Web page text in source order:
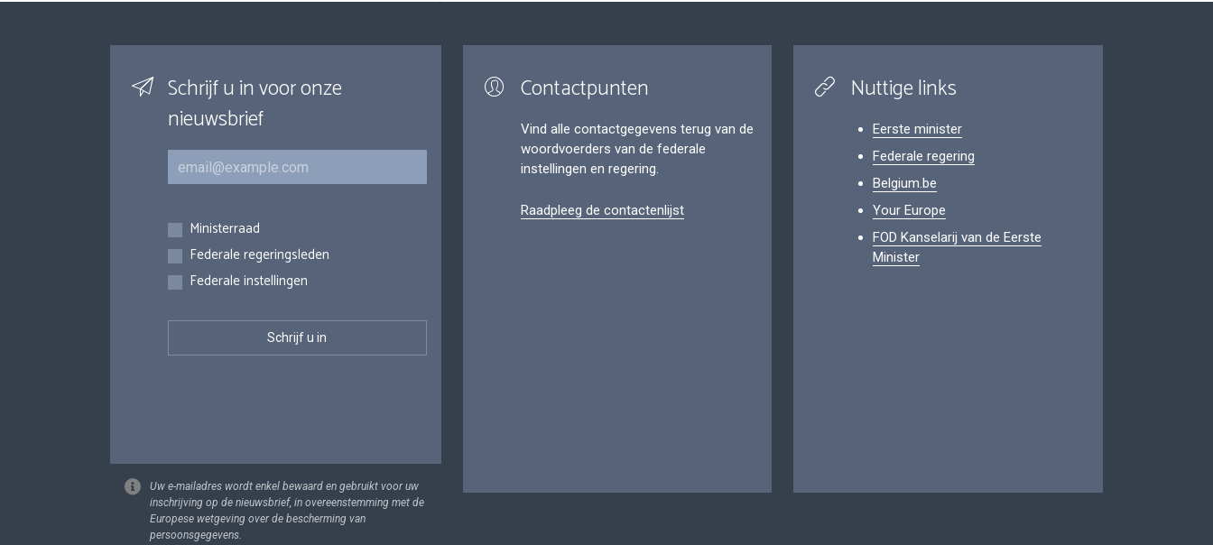
Schrijf u in voor onze
nieuwsbrief
E-mail
Inschrijvingen
Ministerraad
Federale regeringsleden
Federale instellingen
Uw e-mailadres wordt enkel bewaard en gebruikt voor uw
inschrijving op de nieuwsbrief, in overeenstemming met de
Europese wetgeving over de bescherming van
persoonsgegevens.
Contactpunten
Vind alle contactgegevens terug van de
woordvoerders van de federale
instellingen en regering.
Raadpleeg de contactenlijst
Nuttige links
Eerste minister
Federale regering
Belgium.be
Your Europe
FOD Kanselarij van de Eerste
Minister